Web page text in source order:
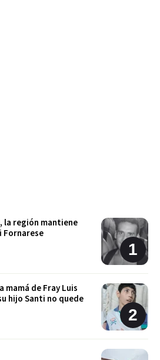
la región mantiene
Fornarese
mamá de Fray Luis
hijo Santi no quede